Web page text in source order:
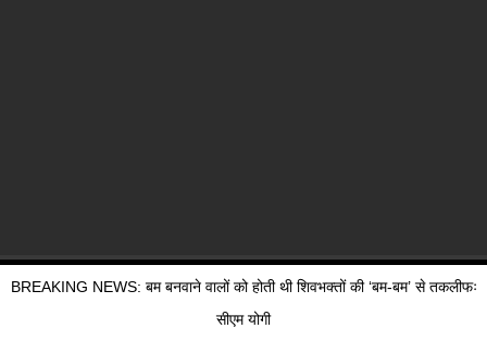
BREAKING NEWS: बम बनवाने वालों को होती थी शिवभक्तों की ‘बम-बम’ से तकलीफः
सीएम योगी